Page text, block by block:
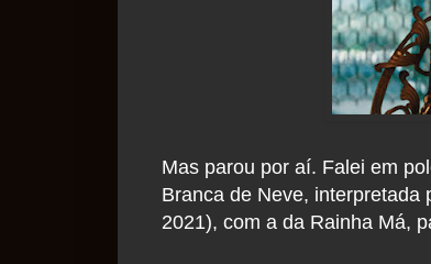
Mas parou por aí. Falei em
Branca de Neve, interpretada
2021), com a da Rainha Má,